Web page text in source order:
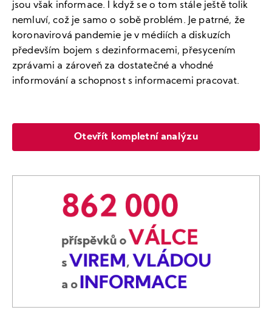
jsou však informace. I když se o tom stále ještě tolik
nemluví, což je samo o sobě problém. Je patrné, že
koronavirová pandemie je v médiích a diskuzích
především bojem s dezinformacemi, přesycením
zprávami a zároveň za dostatečné a vhodné
informování a schopnost s informacemi pracovat.
Otevřít kompletní analýzu